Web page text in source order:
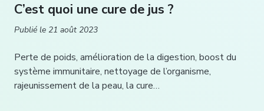
C’est quoi une cure de jus ?
Publié le 21 août 2023
Perte de poids, amélioration de la digestion, boost du
système immunitaire, nettoyage de l’organisme,
rajeunissement de la peau, la cure…